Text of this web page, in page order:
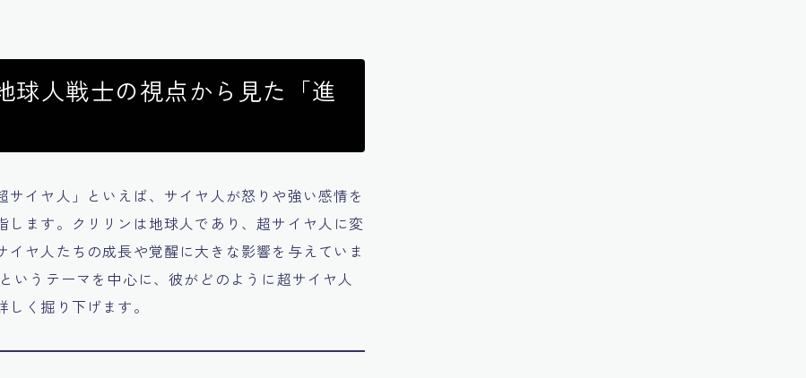
球人戦士の視点から見た「進
サイヤ人」といえば、サイヤ人が怒りや強い感情を
ます。クリリンは地球人であり、超サイヤ人に変
ヤ人たちの成長や覚醒に大きな影響を与えていま
いうテーマを中心に、彼がどのように超サイヤ人
く掘り下げます。